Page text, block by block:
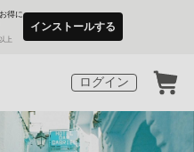
得に
上
インストールする
ログイン